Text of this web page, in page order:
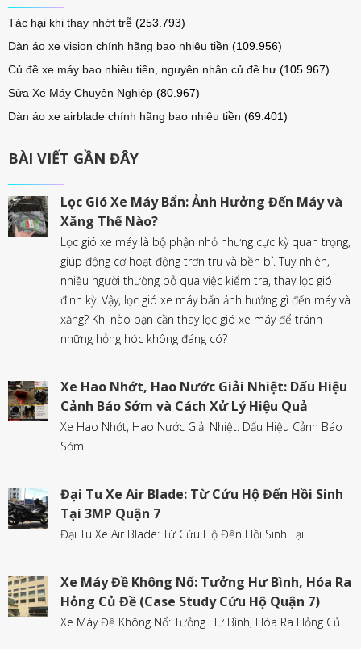
Tác hại khi thay nhớt trễ (253.793)
Dàn áo xe vision chính hãng bao nhiêu tiền (109.956)
Củ đề xe máy bao nhiêu tiền, nguyên nhân củ đề hư (105.967)
Sửa Xe Máy Chuyên Nghiệp (80.967)
Dàn áo xe airblade chính hãng bao nhiêu tiền (69.401)
BÀI VIẾT GẦN ĐÂY
Lọc Gió Xe Máy Bẩn: Ảnh Hưởng Đến Máy và
Xăng Thế Nào?
Lọc gió xe máy là bộ phận nhỏ nhưng cực kỳ quan trọng,
giúp động cơ hoạt động trơn tru và bền bỉ. Tuy nhiên,
nhiều người thường bỏ qua việc kiểm tra, thay lọc gió
định kỳ. Vậy, lọc gió xe máy bẩn ảnh hưởng gì đến máy và
xăng? Khi nào bạn cần thay lọc gió xe máy để tránh
những hỏng hóc không đáng có?
Xe Hao Nhớt, Hao Nước Giải Nhiệt: Dấu Hiệu
Cảnh Báo Sớm và Cách Xử Lý Hiệu Quả
Xe Hao Nhớt, Hao Nước Giải Nhiệt: Dấu Hiệu Cảnh Báo
Sớm
Đại Tu Xe Air Blade: Từ Cứu Hộ Đến Hồi Sinh
Tại 3MP Quận 7
Đại Tu Xe Air Blade: Từ Cứu Hộ Đến Hồi Sinh Tại
Xe Máy Đề Không Nổ: Tưởng Hư Bình, Hóa Ra
Hỏng Củ Đề (Case Study Cứu Hộ Quận 7)
Xe Máy Đề Không Nổ: Tưởng Hư Bình, Hóa Ra Hỏng Củ